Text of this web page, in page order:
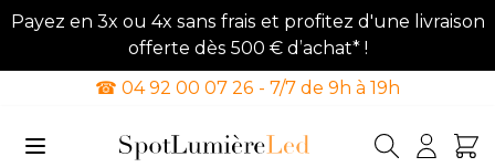
Payez en 3x ou 4x sans frais et profitez d'une livraison
offerte dès 500 € d’achat* !
☎ 04 92 00 07 26 - 7/7 de 9h à 19h